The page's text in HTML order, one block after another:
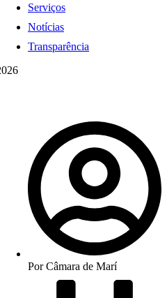
Serviços
Notícias
Transparência
PorCâmara de Marí